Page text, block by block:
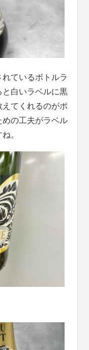
ているボトルラ
白いラベルに黒
てくれるのがポ
の工夫がラベル
。